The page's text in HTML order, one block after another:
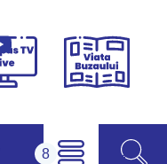
Campus
Viața